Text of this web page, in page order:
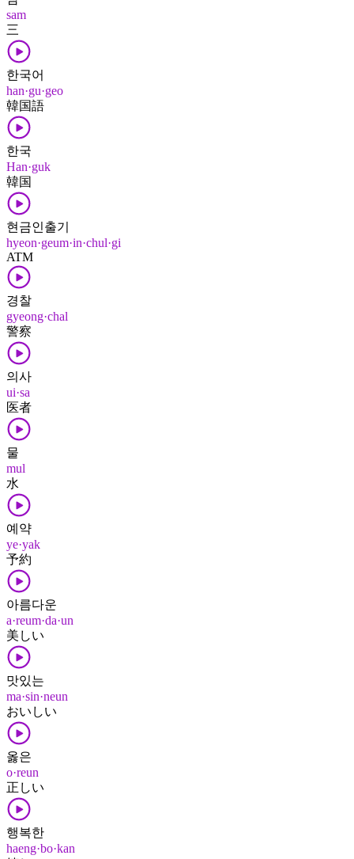
sam
三
한국어
han·gu·geo
韓国語
한국
Han·guk
韓国
현금인출기
hyeon·geum·in·chul·gi
ATM
경찰
gyeong·chal
警察
의사
ui·sa
医者
물
mul
水
예약
ye·yak
予約
아름다운
a·reum·da·un
美しい
맛있는
ma·sin·neun
おいしい
옳은
o·reun
正しい
행복한
haeng·bo·kan